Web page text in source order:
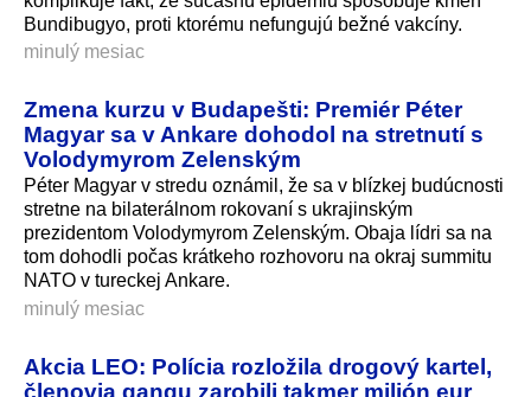
Bundibugyo, proti ktorému nefungujú bežné vakcíny.
minulý mesiac
Zmena kurzu v Budapešti: Premiér Péter
Magyar sa v Ankare dohodol na stretnutí s
Volodymyrom Zelenským
Péter Magyar v stredu oznámil, že sa v blízkej budúcnosti
stretne na bilaterálnom rokovaní s ukrajinským
prezidentom Volodymyrom Zelenským. Obaja lídri sa na
tom dohodli počas krátkeho rozhovoru na okraj summitu
NATO v tureckej Ankare.
minulý mesiac
Akcia LEO: Polícia rozložila drogový kartel,
členovia gangu zarobili takmer milión eur